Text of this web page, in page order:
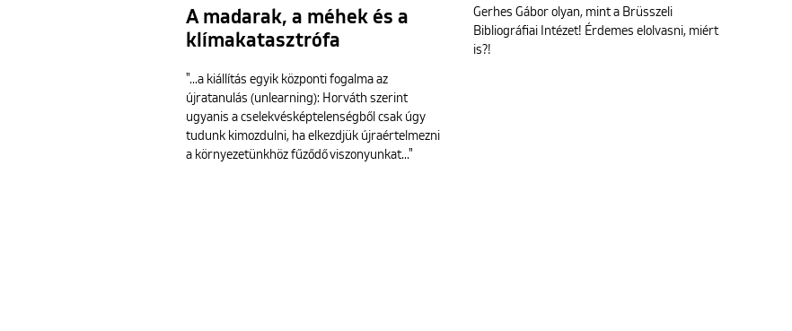
A madarak, a méhek és a
klímakatasztrófa
"...a kiállítás egyik központi fogalma az
újratanulás (unlearning): Horváth szerint
ugyanis a cselekvésképtelenségből csak úgy
tudunk kimozdulni, ha elkezdjük újraértelmezni
a környezetünkhöz fűződő viszonyunkat..."
Gerhes Gábor olyan, mint a Brüsszeli
Bibliográfiai Intézet! Érdemes elolvasni, miért
is?!